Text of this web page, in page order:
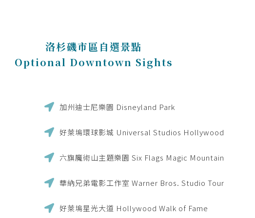
洛杉磯市區自選景點
Optional Downtown Sights
加州迪士尼樂園 Disneyland Park
好萊塢環球影城 Universal Studios Hollywood
六旗魔術山主題樂園 Six Flags Magic Mountain
華納兄弟電影工作室 Warner Bros. Studio Tour
好萊塢星光大道 Hollywood Walk of Fame